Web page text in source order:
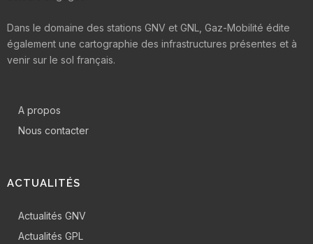
Dans le domaine des stations GNV et GNL, Gaz-Mobilité édite
également une cartographie des infrastructures présentes et à
venir sur le sol français.
A propos
Nous contacter
ACTUALITÉS
Actualités GNV
Actualités GPL